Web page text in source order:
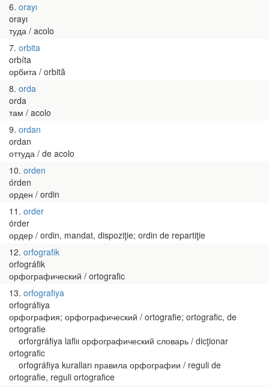
6 orayı
orayı
туда / acolo
7 orbita
orbíta
орбита / orbită
8 orda
orda
там / acolo
9 ordan
ordan
оттуда / de acolo
10 orden
órden
орден / ordin
11 order
órder
ордер / ordin, mandat, dispoziţie; ordin de repartiţie
12 orfografik
orfográfik
орфографический / ortografic
13 orfografiya
orfográfiya
орфография; орфографический / ortografie; ortografic, de
ortografie
orforgráfiya laflıı орфографический словарь / dicţionar
ortografic
orfográfiya kuralları правила орфографии / reguli de
ortografie, reguli ortografice